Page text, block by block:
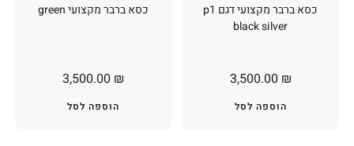
כסא ברבר מקצועי green
3,500.00 ₪
הוספה לסל
כסא ברבר מקצועי דגם p1
black silver
3,500.00 ₪
הוספה לסל